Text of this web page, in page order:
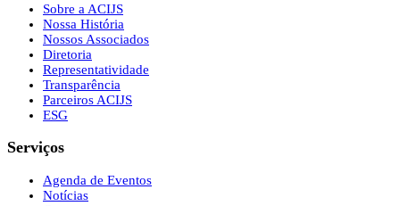
Sobre a ACIJS
Nossa História
Nossos Associados
Diretoria
Representatividade
Transparência
Parceiros ACIJS
ESG
Serviços
Agenda de Eventos
Notícias